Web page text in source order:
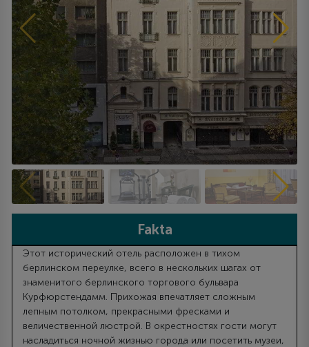
Fakta
Этот исторический отель расположен в тихом
берлинском переулке, всего в нескольких шагах от
знаменитого берлинского торгового бульвара
Курфюрстендамм. Прихожая впечатляет сложным
лепным потолком, прекрасными фресками и
величественной люстрой. В окрестностях гости могут
насладиться ночной жизнью города или посетить музеи,